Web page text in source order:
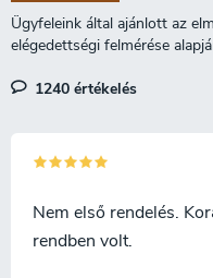
m
e
i
1240 értékelés
Nem első rendelés.
rendben volt.